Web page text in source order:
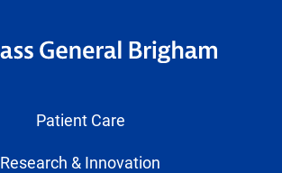
Patient Care
Research & Innovation